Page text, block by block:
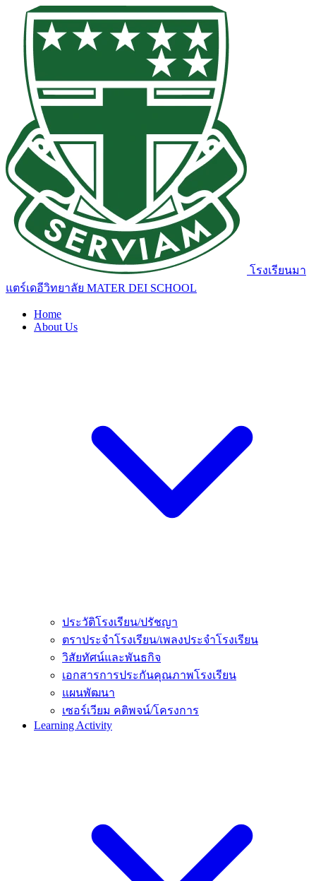
โรงเรียนมา
แตร์เดอีวิทยาลัย MATER DEI SCHOOL
Home
About Us
ประวัติโรงเรียน/ปรัชญา
ตราประจำโรงเรียน/เพลงประจำโรงเรียน
วิสัยทัศน์และพันธกิจ
เอกสารการประกันคุณภาพโรงเรียน
แผนพัฒนา
เซอร์เวียม คติพจน์/โครงการ
Learning Activity